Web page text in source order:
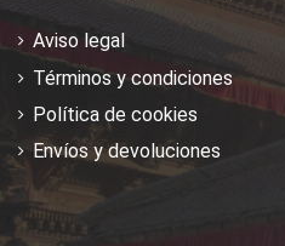
Aviso legal
Términos y condiciones
Política de cookies
Envíos y devoluciones